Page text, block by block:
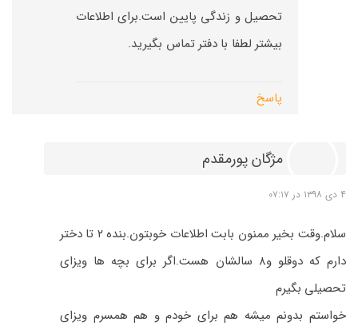
تحصیل و زندگی پایین است.برای اطلاعات
بیشتر لطفا با دفتر تماس بگیرید.
پاسخ
مژگان پورمقدم
۴ دی ۱۳۹۸ در ۰۷:۱۷
سلام.وقت بخیر ممنون بابت اطلاعات خوبتون.بنده ۲ تا دختر
دارم که دوقلو و۸ سالشان هست.اگر برای بچه ها ویزای
تحصیلی بگیرم
خواستم بدونم میشه هم برای خودم و هم همسرم ویزای